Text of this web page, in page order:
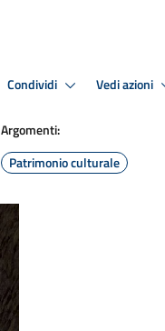
Condividi Vedi azioni
Argomenti:
Patrimonio culturale